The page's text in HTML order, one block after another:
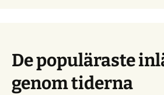
De populäraste
genom tiderna